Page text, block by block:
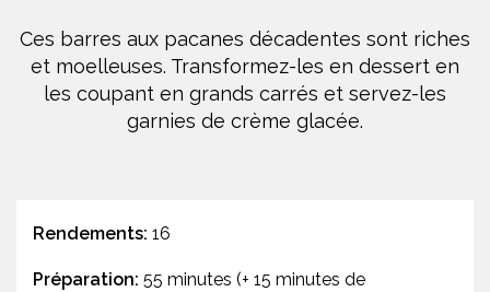
Ces barres aux pacanes décadentes sont riches
et moelleuses. Transformez-les en dessert en
les coupant en grands carrés et servez-les
garnies de crème glacée.
Rendements: 16
Préparation: 55 minutes (+ 15 minutes de